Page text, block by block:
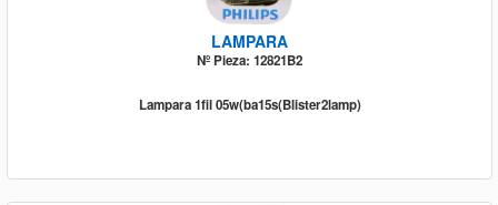
LAMPARA
Nº Pieza: 12821B2
Lampara 1fil 05w(ba15s(Blister2lamp)